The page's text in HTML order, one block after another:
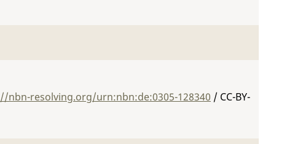
nbn-resolving.org/urn:nbn:de:0305-128340 / CC-BY-